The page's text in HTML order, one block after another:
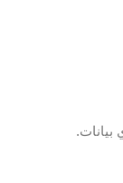
بيانات.